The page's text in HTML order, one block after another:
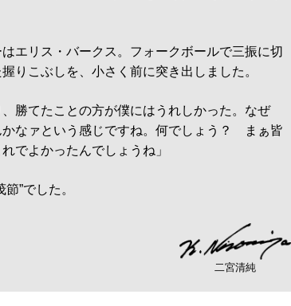
エリス・バークス。フォークボールで三振に切
りこぶしを、小さく前に突き出しました。
、勝てたことの方が僕にはうれしかった。なぜ
かなァという感じですね。何でしょう？ まぁ皆
でよかったんでしょうね」
”でした。
二宮清純